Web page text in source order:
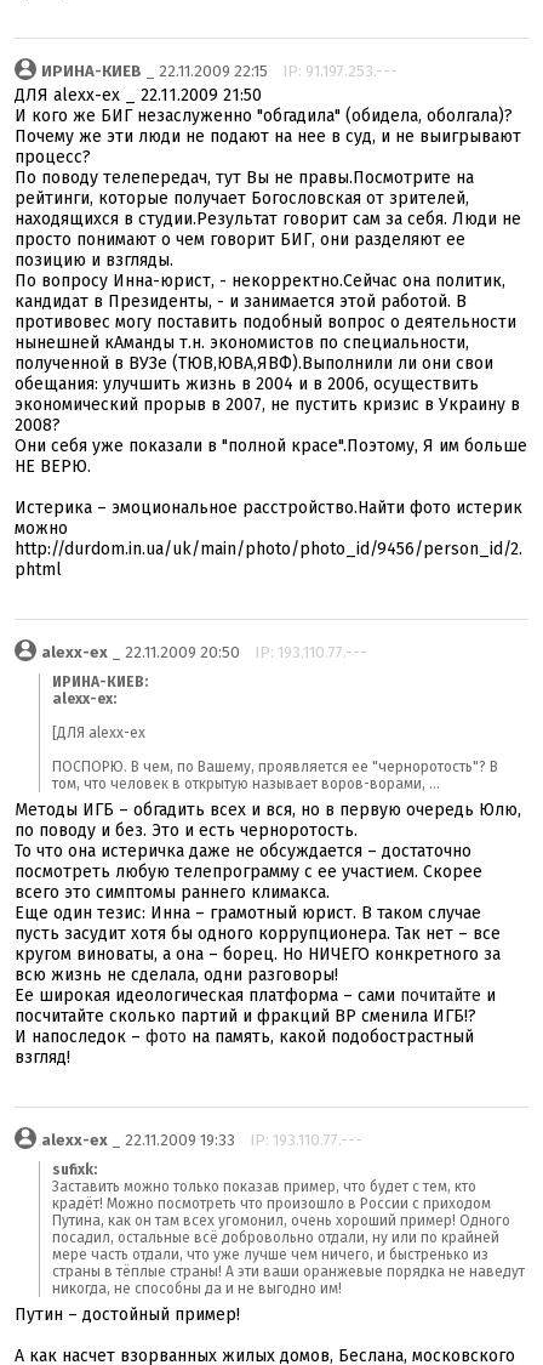
ИРИНА-КИЕВ _ 22.11.2009 22:15 IP: 91.197.253.---
ДЛЯ alexx-ex _ 22.11.2009 21:50
И кого же БИГ незаслуженно "обгадила" (обидела, оболгала)?
Почему же эти люди не подают на нее в суд, и не выигрывают
процесс?
По поводу телепередач, тут Вы не правы.Посмотрите на
рейтинги, которые получает Богословская от зрителей,
находящихся в студии.Результат говорит сам за себя. Люди не
просто понимают о чем говорит БИГ, они разделяют ее
позицию и взгляды.
По вопросу Инна-юрист, - некорректно.Сейчас она политик,
кандидат в Президенты, - и занимается этой работой. В
противовес могу поставить подобный вопрос о деятельности
нынешней кАманды т.н. экономистов по специальности,
полученной в ВУЗе (ТЮВ,ЮВА,ЯВФ).Выполнили ли они свои
обещания: улучшить жизнь в 2004 и в 2006, осуществить
экономический прорыв в 2007, не пустить кризис в Украину в
2008?
Они себя уже показали в "полной красе".Поэтому, Я им больше
НЕ ВЕРЮ.
Истерика – эмоциональное расстройство.Найти фото истерик
можно
http://durdom.in.ua/uk/main/photo/photo_id/9456/person_id/2.
phtml
alexx-ex _ 22.11.2009 20:50 IP: 193.110.77.---
ИРИНА-КИЕВ:
alexx-ex:
[ДЛЯ alexx-ex
ПОСПОРЮ. В чем, по Вашему, проявляется ее "черноротость"? В
том, что человек в открытую называет воров-ворами, ...
Методы ИГБ – обгадить всех и вся, но в первую очередь Юлю,
по поводу и без. Это и есть черноротость.
То что она истеричка даже не обсуждается – достаточно
посмотреть любую телепрограмму с ее участием. Скорее
всего это симптомы раннего климакса.
Еще один тезис: Инна – грамотный юрист. В таком случае
пусть засудит хотя бы одного коррупционера. Так нет – все
кругом виноваты, а она – борец. Но НИЧЕГО конкретного за
всю жизнь не сделала, одни разговоры!
Ее широкая идеологическая платформа – сами почитайте и
посчитайте сколько партий и фракций ВР сменила ИГБ!?
И напоследок – фото на память, какой подобострастный
взгляд!
alexx-ex _ 22.11.2009 19:33 IP: 193.110.77.---
sufixk:
Заставить можно только показав пример, что будет с тем, кто
крадёт! Можно посмотреть что произошло в России с приходом
Путина, как он там всех угомонил, очень хороший пример! Одного
посадил, остальные всё добровольно отдали, ну или по крайней
мере часть отдали, что уже лучше чем ничего, и быстренько из
страны в тёплые страны! А эти ваши оранжевые порядка не наведут
никогда, не способны да и не выгодно им!
Путин – достойный пример!
А как насчет взорванных жилых домов, Беслана, московского